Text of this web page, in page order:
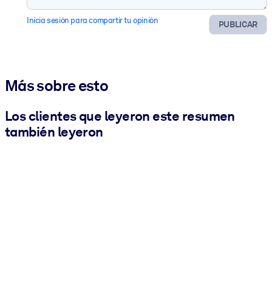
PUBLICAR
Inicia sesión para compartir tu opinión
Más sobre esto
Los clientes que leyeron este resumen
también leyeron